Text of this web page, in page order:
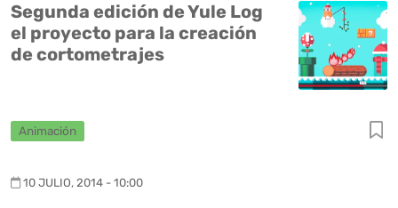
Segunda edición de Yule Log
el proyecto para la creación
de cortometrajes
Animación
10 JULIO, 2014 - 10:00